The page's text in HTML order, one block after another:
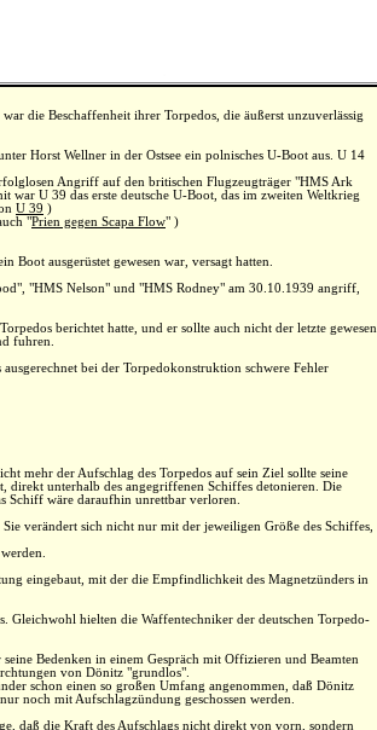
die Beschaffenheit ihrer Torpedos, die äußerst unzuverlässig
Horst Wellner in der Ostsee ein polnisches U-Boot aus. U 14
Angriff auf den britischen Flugzeugträger "HMS Ark
war U 39 das erste deutsche U-Boot, das im zweiten Weltkrieg
U 39 )
"Prien gegen Scapa Flow" )
Boot ausgerüstet gewesen war, versagt hatten.
"HMS Nelson" und "HMS Rodney" am 30.10.1939 angriff,
berichtet hatte, und er sollte auch nicht der letzte gewesen
fuhren.
bei der Torpedokonstruktion schwere Fehler
mehr der Aufschlag des Torpedos auf sein Ziel sollte seine
direkt unterhalb des angegriffenen Schiffes detonieren. Die
Schiff wäre daraufhin unrettbar verloren.
verändert sich nicht nur mit der jeweiligen Größe des Schiffes,
eingebaut, mit der die Empfindlichkeit des Magnetzünders in
Gleichwohl hielten die Waffentechniker der deutschen Torpedo-
Bedenken in einem Gespräch mit Offizieren und Beamten
von Dönitz "grundlos".
schon einen so großen Umfang angenommen, daß Dönitz
noch mit Aufschlagzündung geschossen werden.
daß die Kraft des Aufschlags nicht direkt von vorn, sondern